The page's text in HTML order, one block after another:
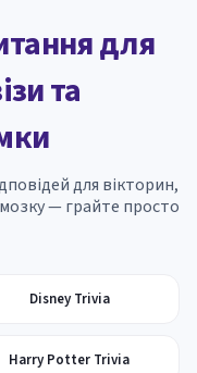
для
та
для вікторин,
— грайте просто
Disney Trivia
Harry Potter Trivia